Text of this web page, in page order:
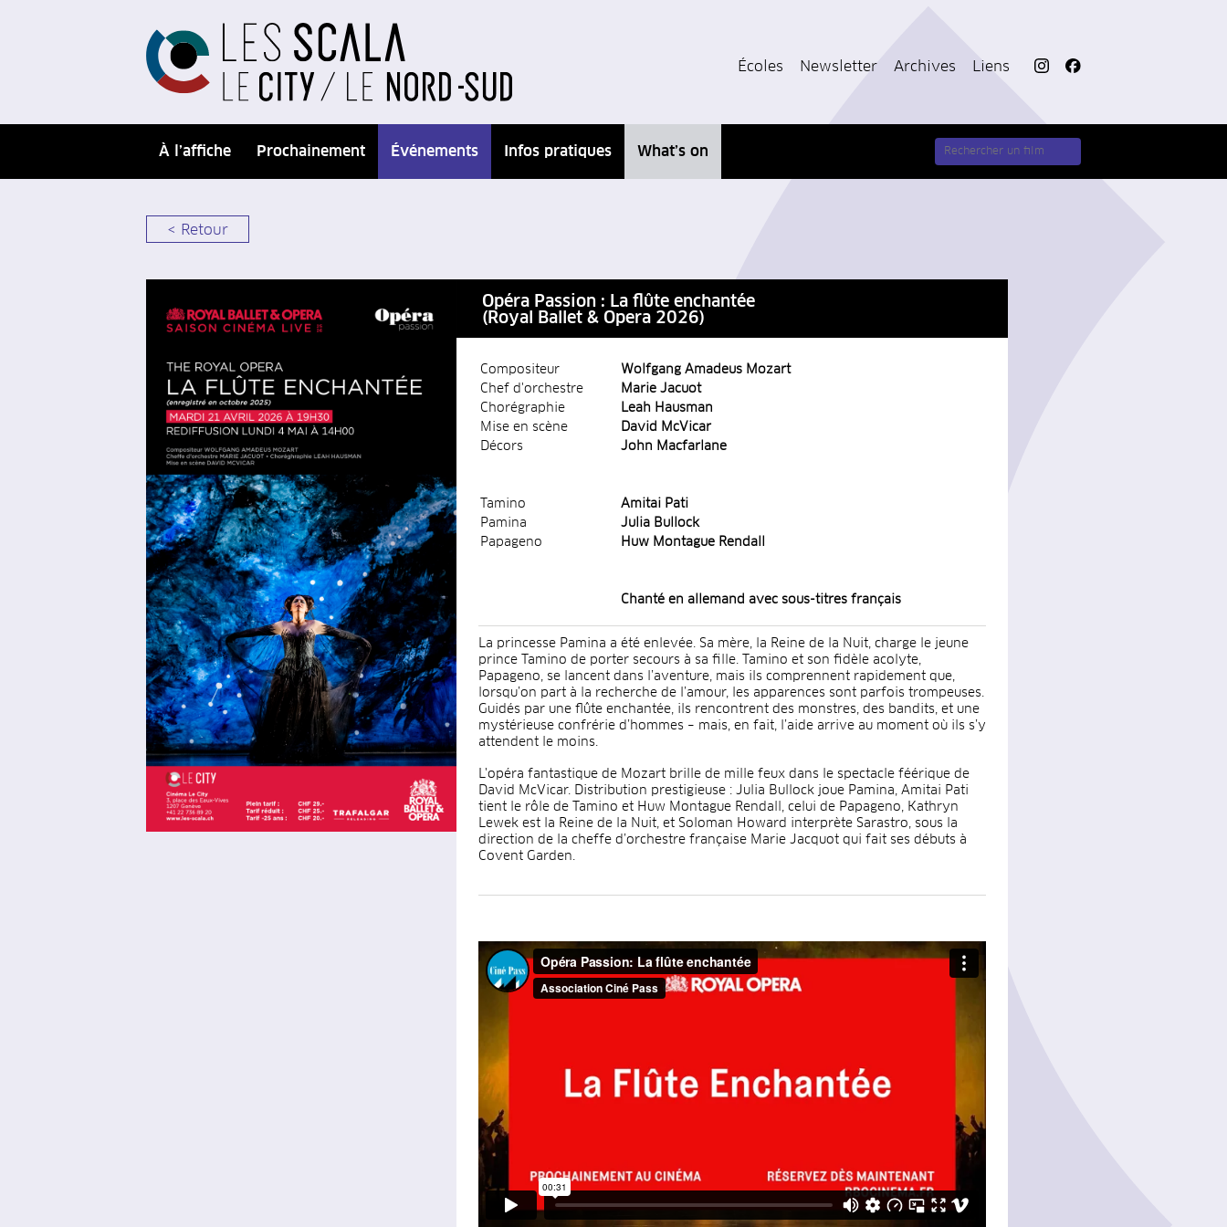
Écoles Newsletter Archives Liens
À l’affiche Prochainement Événements Infos pratiques What’s on
< Retour
Opéra Passion : La flûte enchantée
(Royal Ballet & Opera 2026)
Compositeur
Wolfgang Amadeus Mozart
Chef d'orchestre
Marie Jacuot
Chorégraphie
Leah Hausman
Mise en scène
David McVicar
Décors
John Macfarlane
Tamino
Amitai Pati
Pamina
Julia Bullock
Papageno
Huw Montague Rendall
Chanté en allemand avec sous-titres français
La princesse Pamina a été enlevée. Sa mère, la Reine de la Nuit, charge le jeune
prince Tamino de porter secours à sa fille. Tamino et son fidèle acolyte,
Papageno, se lancent dans l’aventure, mais ils comprennent rapidement que,
lorsqu’on part à la recherche de l’amour, les apparences sont parfois trompeuses.
Guidés par une flûte enchantée, ils rencontrent des monstres, des bandits, et une
mystérieuse confrérie d’hommes – mais, en fait, l’aide arrive au moment où ils s’y
attendent le moins.
L'opéra fantastique de Mozart brille de mille feux dans le spectacle féérique de
David McVicar. Distribution prestigieuse : Julia Bullock joue Pamina, Amitai Pati
tient le rôle de Tamino et Huw Montague Rendall, celui de Papageno, Kathryn
Lewek est la Reine de la Nuit, et Soloman Howard interprète Sarastro, sous la
direction de la cheffe d’orchestre française Marie Jacquot qui fait ses débuts à
Covent Garden.